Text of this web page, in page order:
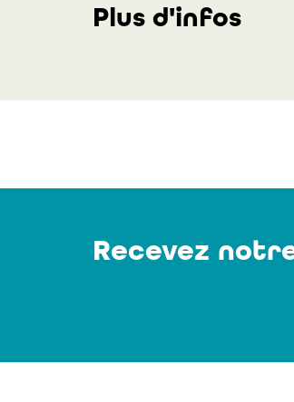
Plus d'infos
Recevez